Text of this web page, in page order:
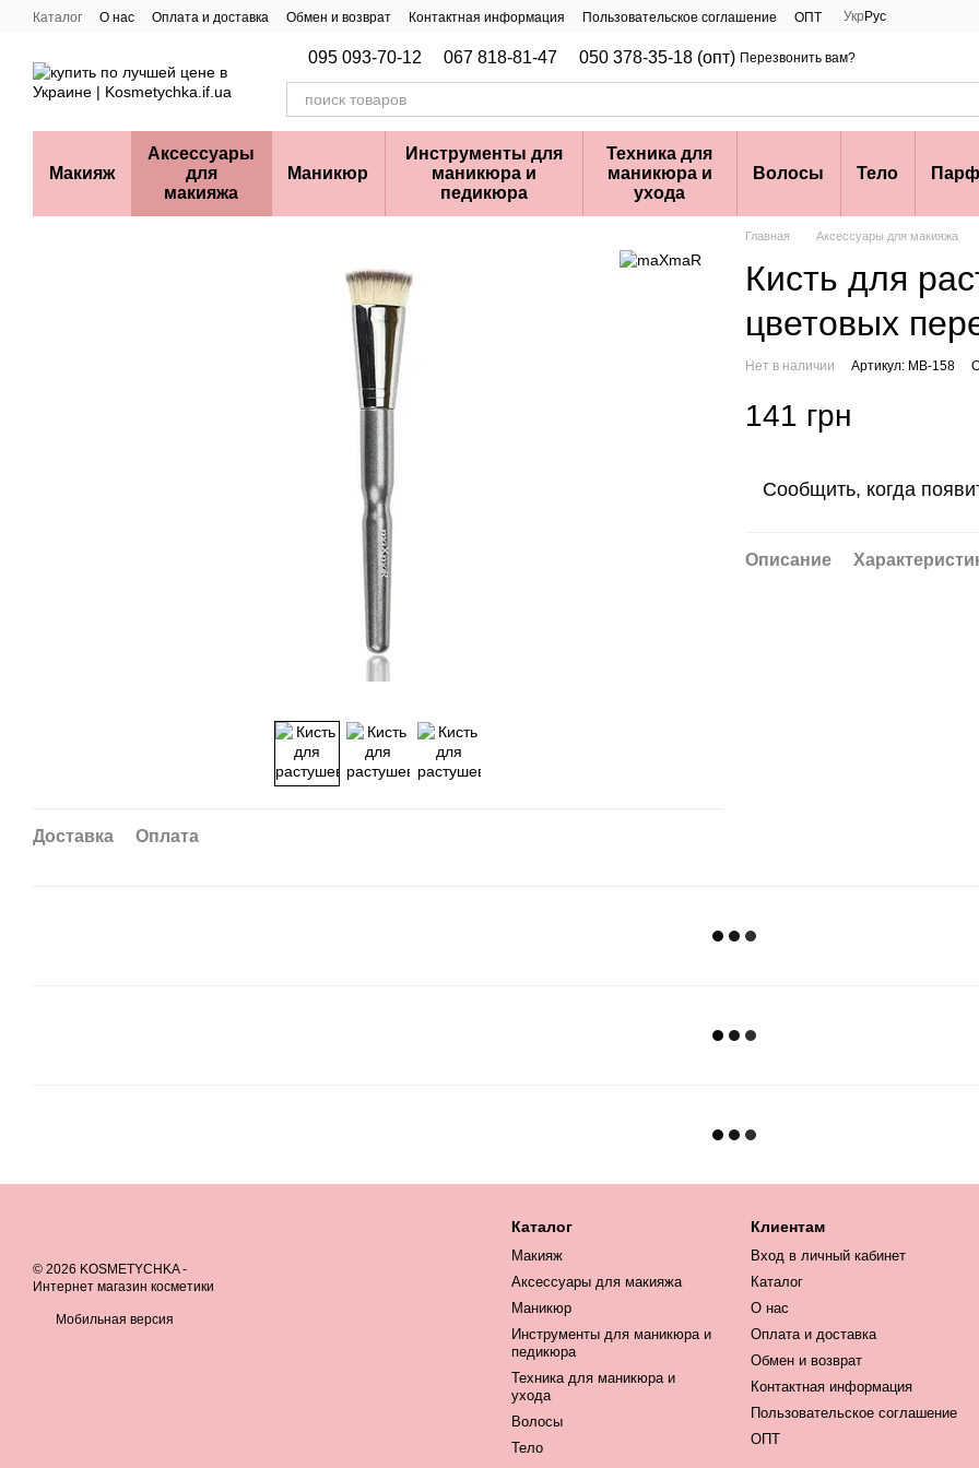
Перейти к основному контенту
Каталог О нас Оплата и доставка Обмен и возврат Контактная информация Пользовательское соглашение ОПТ Укр Рус
095 093-70-12 067 818-81-47 050 378-35-18 (опт) Перезвонить вам?
Макияж
Аксессуары
для
макияжа
Маникюр
Инструменты для
маникюра и
педикюра
Техника для
маникюра и
ухода
Волосы Тело
Доставка Оплата
Главная Аксессуары для макияжа
Кисть для
цветовых
Нет в наличии Артикул: MB-158
141 грн
Сообщить, когда
Описание
© 2026 KOSMETYCHKA -
Интернет магазин косметики
Мобильная версия
Каталог
Макияж
Аксессуары для макияжа
Маникюр
Инструменты для маникюра и
педикюра
Техника для маникюра и
ухода
Волосы
Тело
Клиентам
Вход в личный кабинет
Каталог
О нас
Оплата и доставка
Обмен и возврат
Контактная информация
Пользовательское соглашение
ОПТ